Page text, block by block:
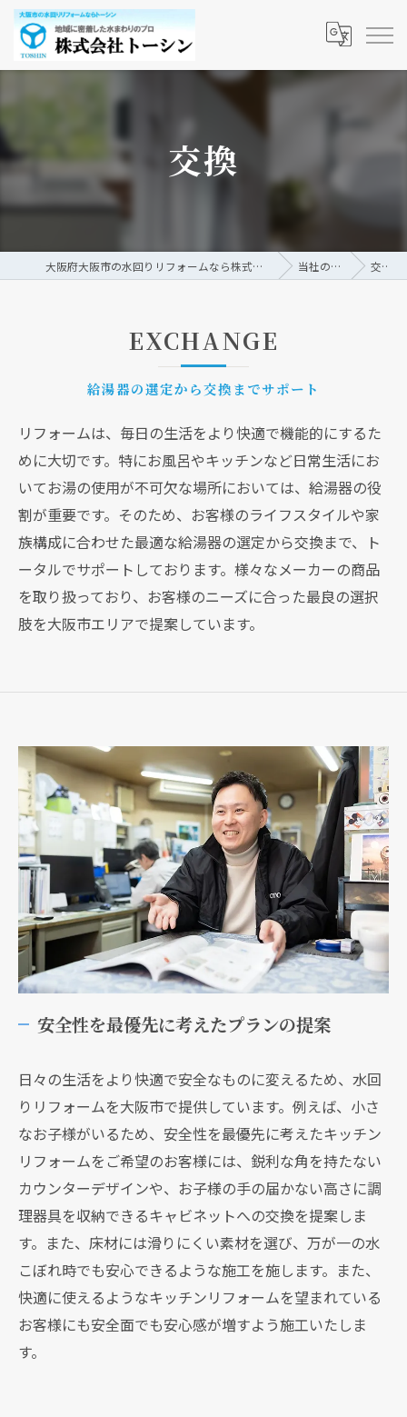
交換
大阪府大阪市の水回りリフォームなら株式会社トーシン 当社の特徴 交換
給湯器の選定から交換までサポート
EXCHANGE
リフォームは、毎日の生活をより快適で機能的にするた
めに大切です。特にお風呂やキッチンなど日常生活にお
いてお湯の使用が不可欠な場所においては、給湯器の役
割が重要です。そのため、お客様のライフスタイルや家
族構成に合わせた最適な給湯器の選定から交換まで、ト
ータルでサポートしております。様々なメーカーの商品
を取り扱っており、お客様のニーズに合った最良の選択
肢を大阪市エリアで提案しています。
安全性を最優先に考えたプランの提案
日々の生活をより快適で安全なものに変えるため、水回
りリフォームを大阪市で提供しています。例えば、小さ
なお子様がいるため、安全性を最優先に考えたキッチン
リフォームをご希望のお客様には、鋭利な角を持たない
カウンターデザインや、お子様の手の届かない高さに調
理器具を収納できるキャビネットへの交換を提案しま
す。また、床材には滑りにくい素材を選び、万が一の水
こぼれ時でも安心できるような施工を施します。また、
快適に使えるようなキッチンリフォームを望まれている
お客様にも安全面でも安心感が増すよう施工いたしま
す。